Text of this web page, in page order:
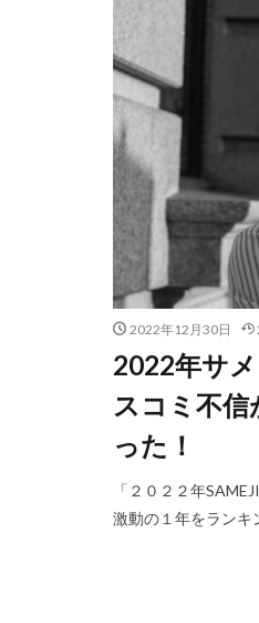
2022年12月30日
2022年サ
スコミ不
った！
「２０２２年
激動の１年をランキ